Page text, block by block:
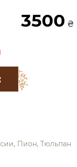
3500 ₴
Пион, Тюльпан